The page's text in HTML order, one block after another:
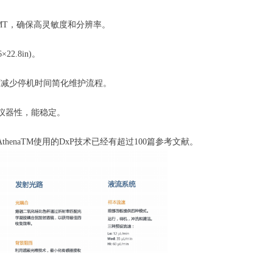
，确保高灵敏度和分辨率。
。
少停机时间简化维护流程。
器性，能稳定。
使用的DxP技术已经有超过100篇参考文献。